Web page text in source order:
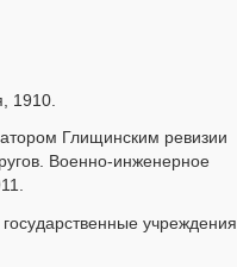
1910.
Глищинским ревизии
Военно-инженерное
учреждения.